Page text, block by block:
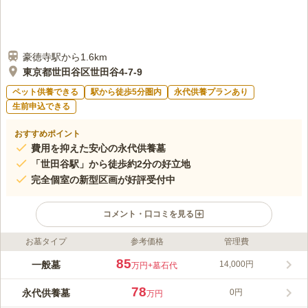
豪徳寺駅から1.6km
東京都世田谷区世田谷4-7-9
ペット供養できる 駅から徒歩5分圏内
永代供養プランあり
生前申込できる
おすすめポイント
費用を抑えた安心の永代供養墓
「世田谷駅」から徒歩約2分の好立地
完全個室の新型区画が好評受付中
コメント・口コミを見る
ライフドット編集部のコメント
東急世田谷線「世田谷駅」から徒歩約2分程と駅近にある大吉
所になっていましたが、小田原北条氏と吉良氏の滅亡後、祐海上
人の尽力により浄土宗寺院として再興しました。境内には有職故
お墓タイプ 参考価格 管理費
一般墓 85万円+墓石代 14,000円
永代供養墓 78万円 0円